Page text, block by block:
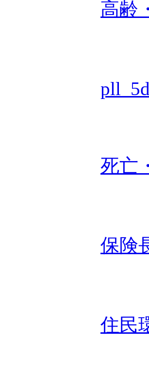
高齢
死亡
保険
住民